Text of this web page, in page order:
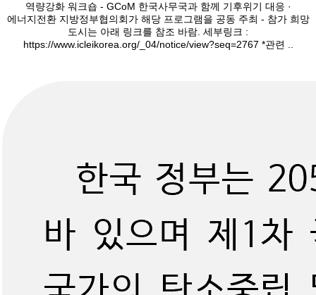
역량강화 워크숍 - GCoM 한국사무국과 함께 기후위기 대응 ·
에너지전환 지방정부협의회가 해당 프로그램을 공동 주최 - 참가 희망
도시는 아래 링크를 참조 바람. 세부링크 :
https://www.icleikorea.org/_04/notice/view?seq=2767 *관련 ..